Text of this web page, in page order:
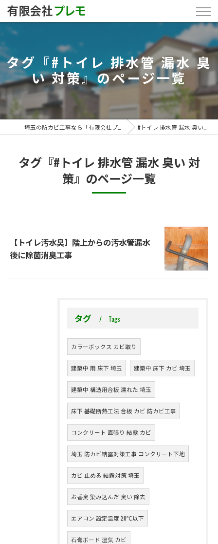
タグ『#トイレ 排水管 漏水 臭
い 対策』のページ一覧
#トイレ 排水管 漏水 臭い 対策
タグ『#トイレ 排水管 漏水 臭い 対
策』のページ一覧
【トイレ汚水臭】階上からの汚水管漏水
後に除菌消臭工事
タグ Tags
カラーボックス カビ取り
建築中 雨 床下 埼玉 建築中 床下 カビ 埼玉
建築中 構造用合板 濡れた 埼玉
床下 基礎断熱工法 合板 カビ 防カビ工事
コンクリート 直張り 結露 カビ
埼玉 防カビ結露対策工事 コンクリート下地
カビ 止める 結露対策 埼玉
お香臭 染み込んだ 臭い 除去
エアコン 設定温度 20℃以下
石膏ボード 湿気 カビ